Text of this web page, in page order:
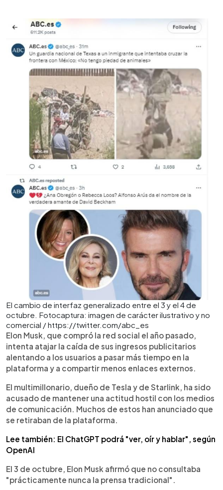
El cambio de interfaz generalizado entre el 3 y el 4 de
octubre. Fotocaptura: imagen de carácter ilustrativo y no
comercial / https://twitter.com/abc_es
Elon Musk, que compró la red social el año pasado,
intenta atajar la caída de sus ingresos publicitarios
alentando a los usuarios a pasar más tiempo en la
plataforma y a compartir menos enlaces externos.
El multimillonario, dueño de Tesla y de Starlink, ha sido
acusado de mantener una actitud hostil con los medios
de comunicación. Muchos de estos han anunciado que
se retiraban de la plataforma.
Lee también: El ChatGPT podrá "ver, oír y hablar", según
OpenAI
El 3 de octubre, Elon Musk afirmó que no consultaba
"prácticamente nunca la prensa tradicional".